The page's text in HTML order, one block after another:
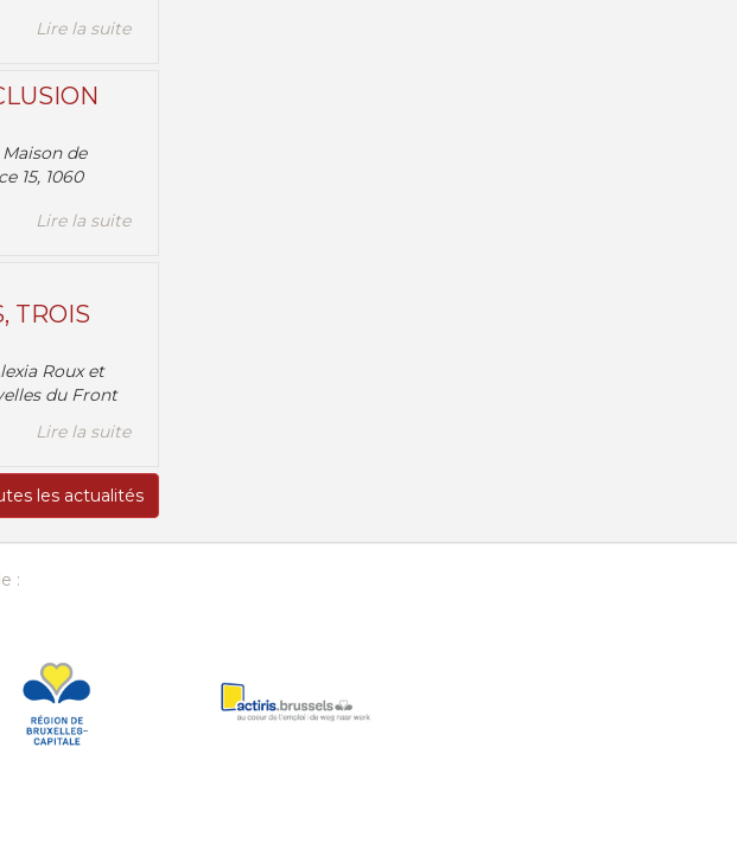
Lire la suite
de
15, 1060
Lire la suite
TROIS
Roux et
du Front
Lire la suite
les actualités
: